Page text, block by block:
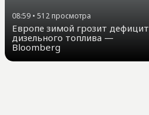
08:59 • 512 просмотра
Европе зимой грозит дефицит
дизельного топлива —
Bloomberg